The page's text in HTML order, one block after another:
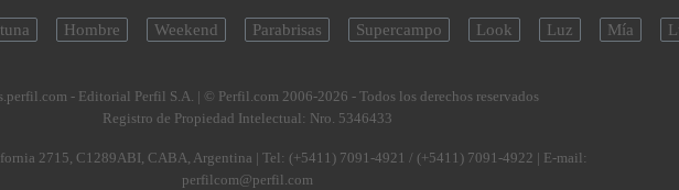
Hombre Weekend Parabrisas Supercampo Look Luz Mía
- Editorial Perfil S.A. | © Perfil.com 2006-2026 - Todos los derechos reservados
Registro de Propiedad Intelectual: Nro. 5346433
2715, C1289ABI, CABA, Argentina | Tel: (+5411) 7091-4921 / (+5411) 7091-4922 | E-mail:
perfilcom@perfil.com